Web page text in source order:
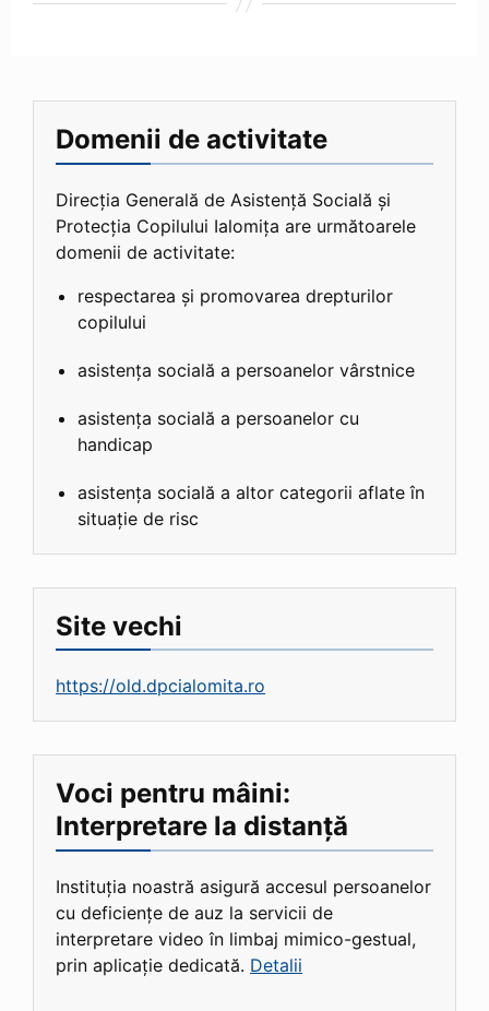
Domenii de activitate
Direcția Generală de Asistență Socială și
Protecția Copilului Ialomița are următoarele
domenii de activitate:
respectarea și promovarea drepturilor
copilului
asistența socială a persoanelor vârstnice
asistența socială a persoanelor cu
handicap
asistența socială a altor categorii aflate în
situație de risc
Site vechi
https://old.dpcialomita.ro
Voci pentru mâini:
Interpretare la distanță
Instituția noastră asigură accesul persoanelor
cu deficiențe de auz la servicii de
interpretare video în limbaj mimico-gestual,
prin aplicație dedicată. Detalii